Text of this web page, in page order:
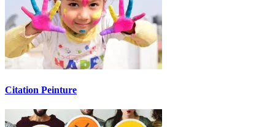
Citation Peinture